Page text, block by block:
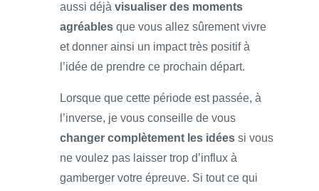
aussi déjà visualiser des moments
agréables que vous allez sûrement vivre
et donner ainsi un impact très positif à
l’idée de prendre ce prochain départ.
Lorsque que cette période est passée, à
l’inverse, je vous conseille de vous
changer complètement les idées si vous
ne voulez pas laisser trop d’influx à
gamberger votre épreuve. Si tout ce qui